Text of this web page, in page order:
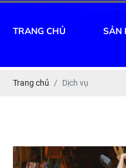
TRANG CHỦ SẢN
Trang chủ Dịch vụ